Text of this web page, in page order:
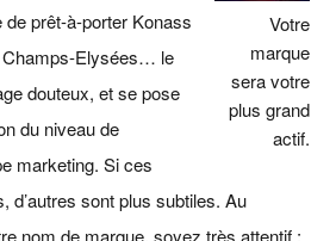
Votre
marque
sera votre
plus grand
actif.
de prêt-à-porter Konass
Champs-Elysées… le
douteux, et se pose
du niveau de
marketing. Si ces
d’autres sont plus subtiles. Au